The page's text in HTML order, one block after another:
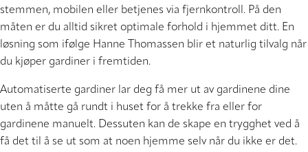
stemmen, mobilen eller betjenes via fjernkontroll. På den
måten er du alltid sikret optimale forhold i hjemmet ditt. En
løsning som ifølge Hanne Thomassen blir et naturlig tilvalg når
du kjøper gardiner i fremtiden.
Automatiserte gardiner lar deg få mer ut av gardinene dine
uten å måtte gå rundt i huset for å trekke fra eller for
gardinene manuelt. Dessuten kan de skape en trygghet ved å
få det til å se ut som at noen hjemme selv når du ikke er det.